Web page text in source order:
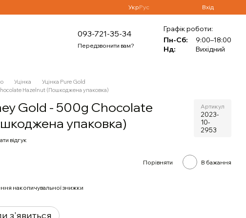
УкрРус Вхід
093-721-35-34
Передзвонити вам?
Графік роботи:
Пн-Сб:
9:00–18:00
Нд:
Вихідний
Уцінка
Уцінка Pure Gold
Hazelnut (Пошкоджена упаковка)
Gold - 500g Chocolate
упаковка)
Артикул
2023-
10-
2953
відгук
Порівняти В бажання
накопичувальної знижки
з'явиться